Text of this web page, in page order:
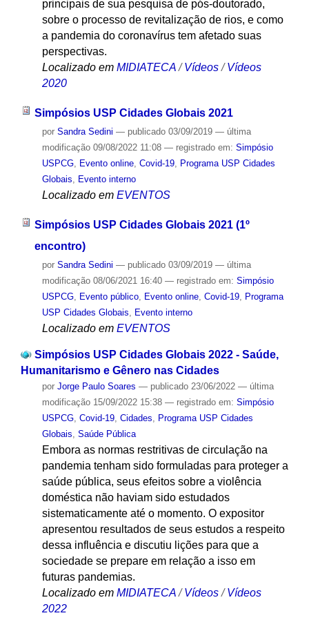
principais de sua pesquisa de pós-doutorado,
sobre o processo de revitalização de rios, e como
a pandemia do coronavírus tem afetado suas
perspectivas.
Localizado em MIDIATECA /Vídeos /Vídeos
2020
Simpósios USP Cidades Globais 2021
por Sandra Sedini — publicado03/09/2019 — última
modificação09/08/2022 11:08 — registrado em: Simpósio
USPCG, Evento online, Covid-19,
Programa USP Cidades
Globais
Evento interno
Localizado em EVENTOS
Simpósios USP Cidades Globais 2021 (1º
encontro)
por Sandra Sedini — publicado03/09/2019 — última
modificação08/06/2021 16:40 — registrado em: Simpósio
USPCG, Evento público, Evento online, Covid-19, Programa
USP Cidades Globais
Evento interno
Localizado em EVENTOS
Simpósios USP Cidades Globais 2022 - Saúde,
Humanitarismo e Gênero nas Cidades
por Jorge Paulo Soares — publicado23/06/2022 — última
modificação15/09/2022 15:38 — registrado em: Simpósio
USPCG, Covid-19, Cidades, Programa USP Cidades
Globais, Saúde Pública
Embora as normas restritivas de circulação na
pandemia tenham sido formuladas para proteger a
saúde pública, seus efeitos sobre a violência
doméstica não haviam sido estudados
sistematicamente até o momento. O expositor
apresentou resultados de seus estudos a respeito
dessa influência e discutiu lições para que a
sociedade se prepare em relação a isso em
futuras pandemias.
Localizado em MIDIATECA /Vídeos /Vídeos
2022